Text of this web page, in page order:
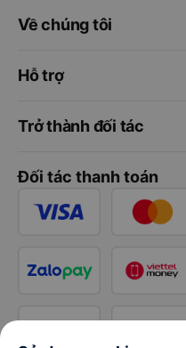
Về chúng tôi
Hỗ trợ
Trở thành đối tác
Đối tác thanh toán